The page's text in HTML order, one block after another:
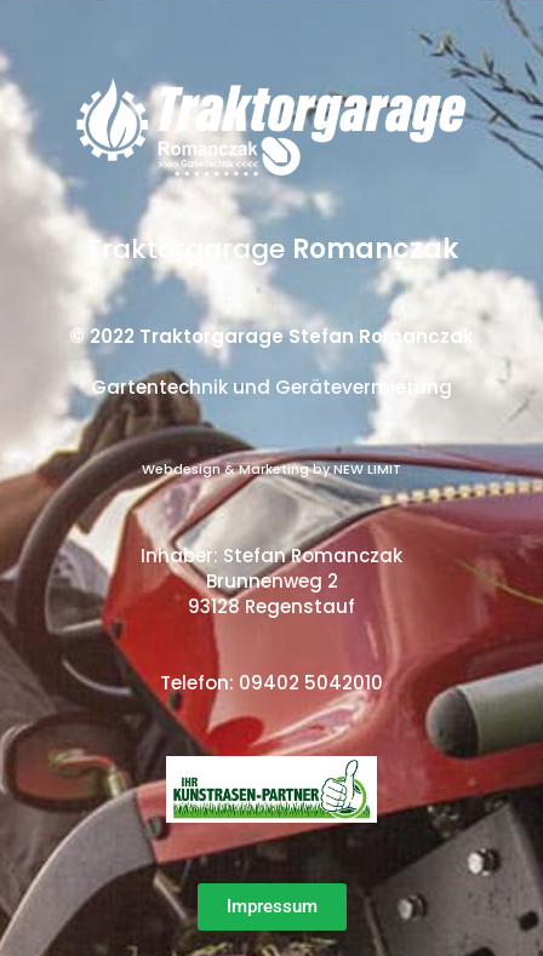
Traktorgarage Romanczak
© 2022 Traktorgarage Stefan Romanczak
Gartentechnik und Gerätevermietung
Webdesign & Marketing by NEW LIMIT
Inhaber: Stefan Romanczak
Brunnenweg 2
93128 Regenstauf
Telefon: 09402 5042010
Impressum